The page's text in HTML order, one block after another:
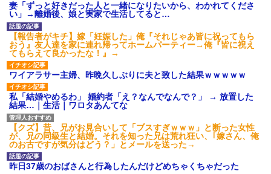
妻「ずっと好きだった人と一緒になりたいから、わかれてくださ
い」→離婚後、娘と実家で生活してると…
【報告者がキチ】嫁「妊娠した」俺『それじゃあ皆に祝ってもら
おう』友人達を家に連れ帰ってホームパーティー→俺『皆に祝え
てもらえて良かったな！』→
ワイアラサー主婦、昨晩久しぶりに夫と致した結果ｗｗｗｗｗ
私「結婚やめるわ」 婚約者「え？なんでなんで？」 → 放置した
結果…｜生活｜ワロタあんてな
【クズ】昔、兄がお見合いして「ブスすぎｗｗｗ」と断った女性
が、兄の同級生と結婚。それを知った兄は荒れ狂い、｢嫁さん、俺
のお古ですが気分はどう？」とメールを送った→
昨日37歳のおばさんと行為したんだけどめちゃくちゃだった